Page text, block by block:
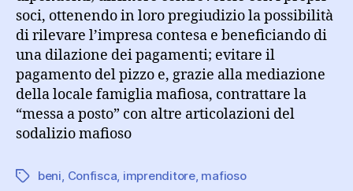
soci, ottenendo in loro pregiudizio la possibilità
di rilevare l’impresa contesa e beneficiando di
una dilazione dei pagamenti; evitare il
pagamento del pizzo e, grazie alla mediazione
della locale famiglia mafiosa, contrattare la
“messa a posto” con altre articolazioni del
sodalizio mafioso
Tag beni, Confisca, imprenditore, mafioso